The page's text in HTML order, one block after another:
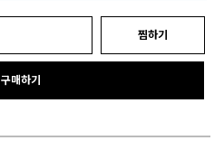
찜하기
구매하기